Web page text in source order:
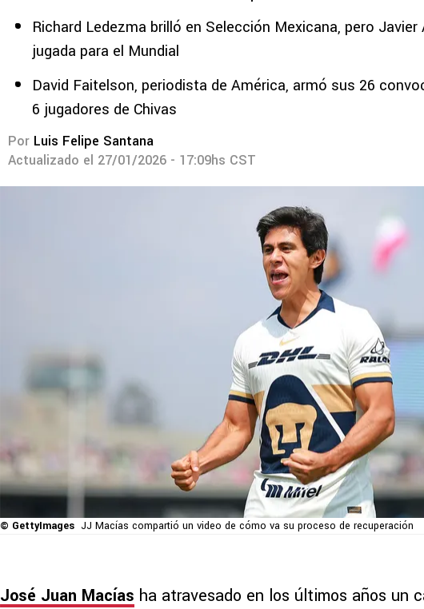
Richard Ledezma brilló en Selección Mexicana, pero Javier
jugada para el Mundial
David Faitelson, periodista de América, armó sus 26
6 jugadores de Chivas
Por Luis Felipe Santana
Actualizado el 27/01/2026 - 17:09hs CST
© GettyImages JJ Macías compartió un video de cómo va su proceso de recuperación
José Juan Macías ha atravesado en los últimos años un